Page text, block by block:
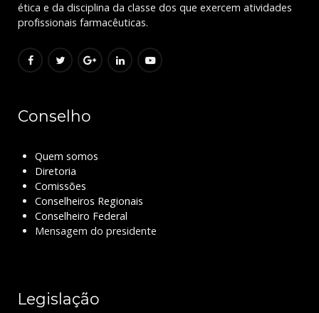
ética e da disciplina da classe dos que exercem atividades
profissionais farmacêuticas.
Conselho
Quem somos
Diretoria
Comissões
Conselheiros Regionais
Conselheiro Federal
Mensagem do presidente
Legislação